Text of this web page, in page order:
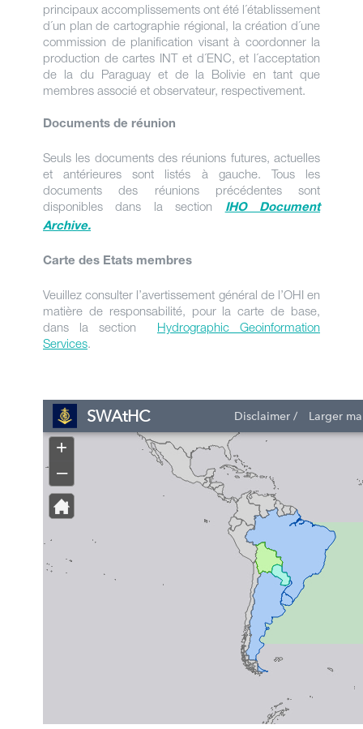
principaux accomplissements ont été l´établissement
d´un plan de cartographie régional, la création d´une
commission de planification visant à coordonner la
production de cartes INT et d´ENC, et l´acceptation
de la du Paraguay et de la Bolivie en tant que
membres associé et observateur, respectivement.
Documents de réunion
Seuls les documents des réunions futures, actuelles
et antérieures sont listés à gauche. Tous les
documents des réunions précédentes sont
disponibles dans la section
IHO Document
Archive.
Carte des Etats membres
Veuillez consulter l’avertissement général de l’OHI en
matière de responsabilité, pour la carte de base,
dans la section Hydrographic Geoinformation
Services.